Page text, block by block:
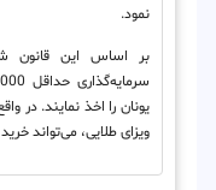
نمود.
بر اساس این قانون
یونان را اخذ نمایند. در
ویزای طلایی، می‌تواند